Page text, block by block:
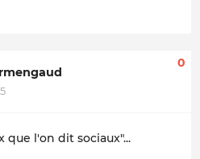
0
que l'on dit sociaux"...